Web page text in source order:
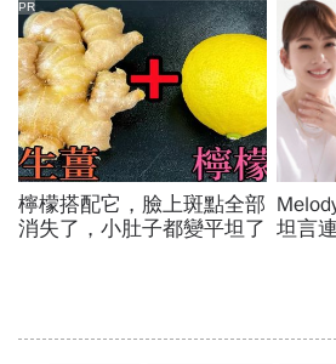
檸檬搭配它，臉上斑點全部
消失了，小肚子都變平坦了
PR
坦言
婚姻